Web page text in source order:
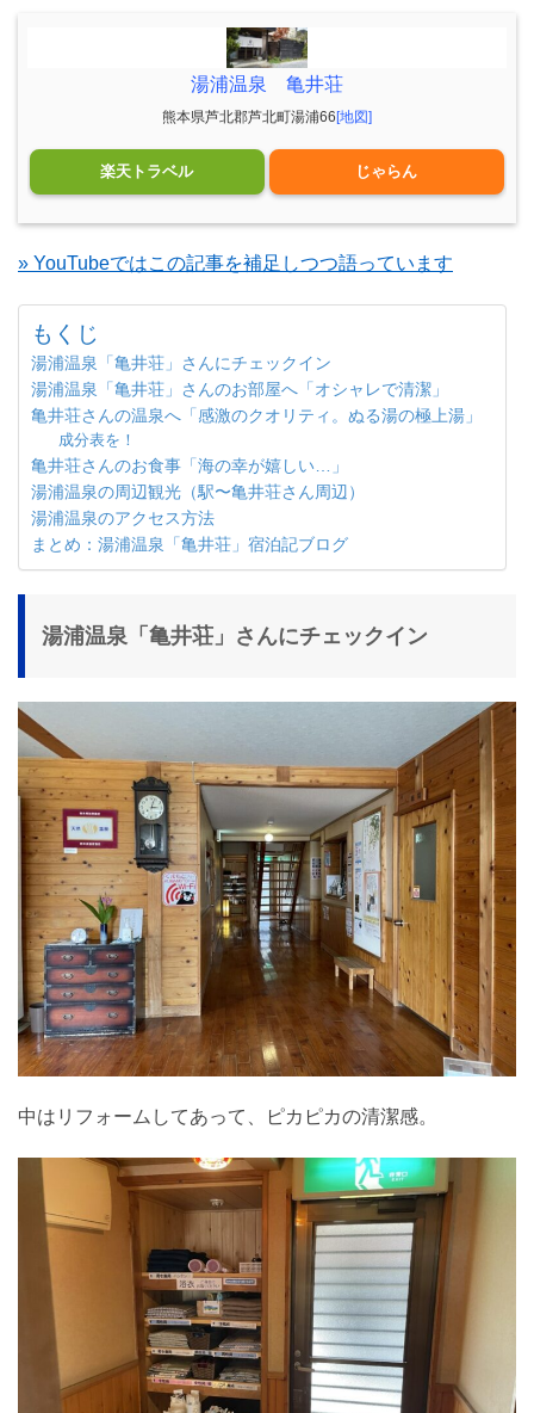
湯浦温泉 亀井荘
熊本県芦北郡芦北町湯浦66[地図]
楽天トラベル じゃらん
» YouTubeではこの記事を補足しつつ語っています
もくじ
湯浦温泉「亀井荘」さんにチェックイン
湯浦温泉「亀井荘」さんのお部屋へ「オシャレで清潔」
亀井荘さんの温泉へ「感激のクオリティ。ぬる湯の極上湯」
成分表を！
亀井荘さんのお食事「海の幸が嬉しい…」
湯浦温泉の周辺観光（駅〜亀井荘さん周辺）
湯浦温泉のアクセス方法
まとめ：湯浦温泉「亀井荘」宿泊記ブログ
湯浦温泉「亀井荘」さんにチェックイン
中はリフォームしてあって、ピカピカの清潔感。